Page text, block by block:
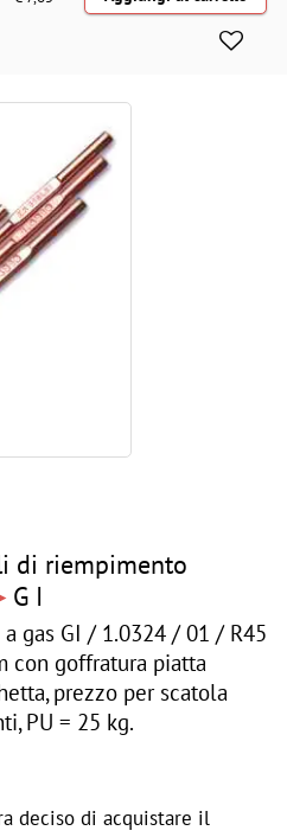
di riempimento
G I
gas GI / 1.0324 / 01 / R45
con goffratura piatta
prezzo per scatola
PU = 25 kg.
deciso di acquistare il